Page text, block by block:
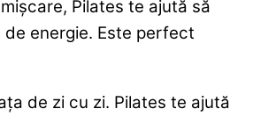
Pilates te ajută să
de energie. Este perfect
de zi cu zi. Pilates te ajută